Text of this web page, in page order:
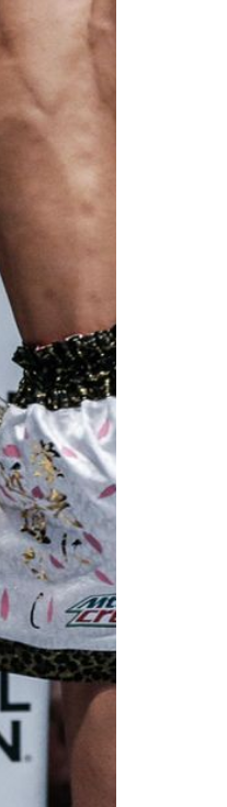
ニュース、特別オファ
め今すぐ登録を！
当社のプライバシーポリ
意したことになります。
とができます。